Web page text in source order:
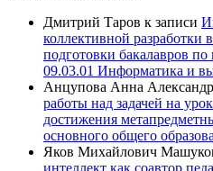
Дмитрий Таров к записи
коллективной разработки
подготовки бакалавров
09.03.01 Информатика и
Анцупова Анна
работы над задачей на
достижения
основного общего
Яков Михайлович
интеллект как соавтор